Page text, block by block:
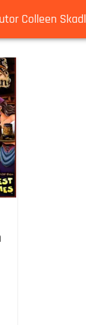
Colleen Skadl